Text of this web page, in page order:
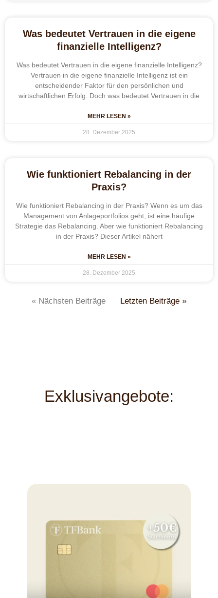
Was bedeutet Vertrauen in die eigene
finanzielle Intelligenz?
Was bedeutet Vertrauen in die eigene finanzielle Intelligenz?
Vertrauen in die eigene finanzielle Intelligenz ist ein
entscheidender Faktor für den persönlichen und
wirtschaftlichen Erfolg. Doch was bedeutet Vertrauen in die
MEHR LESEN »
28. Dezember 2025
Wie funktioniert Rebalancing in der
Praxis?
Wie funktioniert Rebalancing in der Praxis? Wenn es um das
Management von Anlageportfolios geht, ist eine häufige
Strategie das Rebalancing. Aber wie funktioniert Rebalancing
in der Praxis? Dieser Artikel nähert
MEHR LESEN »
28. Dezember 2025
« Nächsten Beiträge Letzten Beiträge »
Exklusivangebote: